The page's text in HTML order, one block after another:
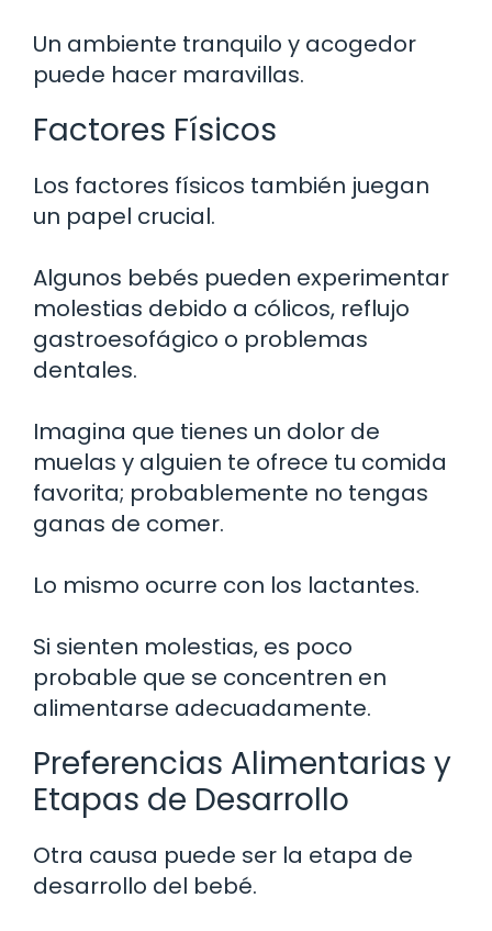
Un ambiente tranquilo y acogedor
puede hacer maravillas.
Factores Físicos
Los factores físicos también juegan
un papel crucial.
Algunos bebés pueden experimentar
molestias debido a cólicos, reflujo
gastroesofágico o problemas
dentales.
Imagina que tienes un dolor de
muelas y alguien te ofrece tu comida
favorita; probablemente no tengas
ganas de comer.
Lo mismo ocurre con los lactantes.
Si sienten molestias, es poco
probable que se concentren en
alimentarse adecuadamente.
Preferencias Alimentarias y
Etapas de Desarrollo
Otra causa puede ser la etapa de
desarrollo del bebé.